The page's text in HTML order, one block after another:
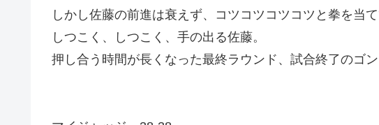
しかし佐藤の前進は衰えず、コツコツコツコツと拳を当て
しつこく、しつこく、手の出る佐藤。
押し合う時間が長くなった最終ラウンド、試合終了のゴン